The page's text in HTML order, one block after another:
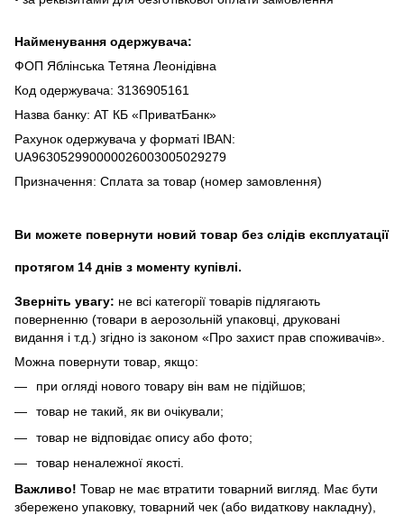
Найменування одержувача:
ФОП Яблінська Тетяна Леонідівна
Код одержувача: 3136905161
Назва банку: АТ КБ «ПриватБанк»
Рахунок одержувача у форматі IBAN:
UA963052990000026003005029279
Призначення: Сплата за товар (номер замовлення)
Ви можете повернути новий товар без слідів експлуатації
протягом 14 днів з моменту купівлі.
Зверніть увагу: не всі категорії товарів підлягають
поверненню (товари в аерозольній упаковці, друковані
видання і т.д.) згідно із законом «Про захист прав споживачів».
Можна повернути товар, якщо:
при огляді нового товару він вам не підійшов;
товар не такий, як ви очікували;
товар не відповідає опису або фото;
товар неналежної якості.
Важливо! Товар не має втратити товарний вигляд. Має бути
збережено упаковку, товарний чек (або видаткову накладну),